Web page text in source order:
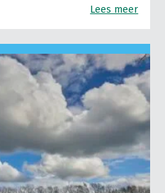
Lees meer